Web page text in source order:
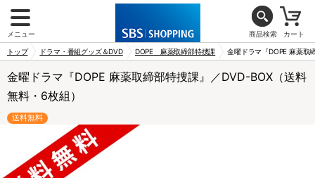
メニュー 商品検索 カート
トップ ドラマ・番組グッズ＆DVD DOPE 麻薬取締部特捜課 金曜ドラマ『DOPE 麻薬取
金曜ドラマ『DOPE 麻薬取締部特捜課』／DVD-BOX（送料
無料・6枚組）
送料無料